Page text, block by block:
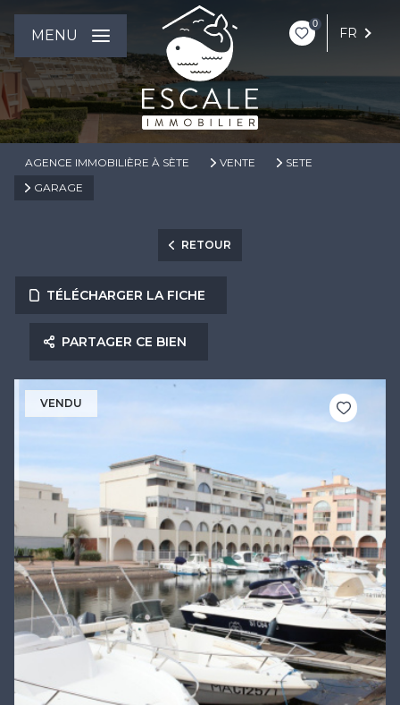
0
FR
MENU
AGENCE IMMOBILIÈRE À SÈTE VENTE
SETE
GARAGE
RETOUR
TÉLÉCHARGER LA FICHE
PARTAGER CE BIEN
VENDU